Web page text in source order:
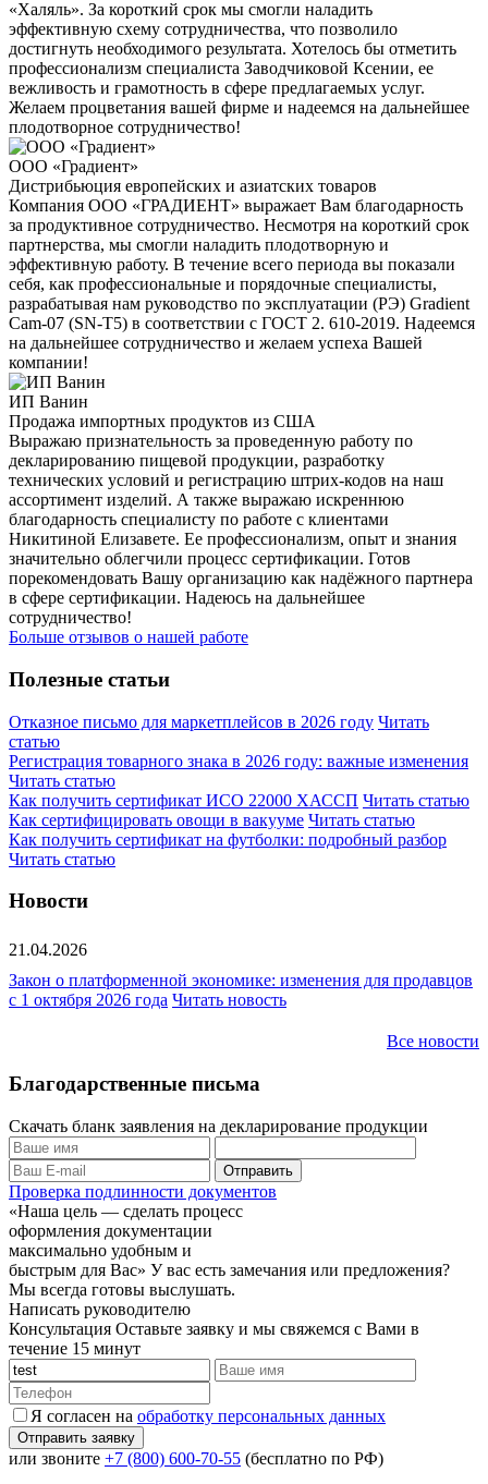
«Халяль». За короткий срок мы смогли наладить
эффективную схему сотрудничества, что позволило
достигнуть необходимого результата. Хотелось бы отметить
профессионализм специалиста Заводчиковой Ксении, ее
вежливость и грамотность в сфере предлагаемых услуг.
Желаем процветания вашей фирме и надеемся на дальнейшее
плодотворное сотрудничество!
ООО «Градиент»
Дистрибьюция европейских и азиатских товаров
Компания ООО «ГРАДИЕНТ» выражает Вам благодарность
за продуктивное сотрудничество. Несмотря на короткий срок
партнерства, мы смогли наладить плодотворную и
эффективную работу. В течение всего периода вы показали
себя, как профессиональные и порядочные специалисты,
разрабатывая нам руководство по эксплуатации (РЭ) Gradient
Cam-07 (SN-T5) в соответствии с ГОСТ 2. 610-2019. Надеемся
на дальнейшее сотрудничество и желаем успеха Вашей
компании!
ИП Ванин
Продажа импортных продуктов из США
Выражаю признательность за проведенную работу по
декларированию пищевой продукции, разработку
технических условий и регистрацию штрих-кодов на наш
ассортимент изделий. А также выражаю искреннюю
благодарность специалисту по работе с клиентами
Никитиной Елизавете. Ее профессионализм, опыт и знания
значительно облегчили процесс сертификации. Готов
порекомендовать Вашу организацию как надёжного партнера
в сфере сертификации. Надеюсь на дальнейшее
сотрудничество!
Больше отзывов о нашей работе
Полезные статьи
Отказное письмо для маркетплейсов в 2026 году Читать
статью
Регистрация товарного знака в 2026 году: важные изменения
Читать статью
Как получить сертификат ИСО 22000 ХАССП Читать статью
Как сертифицировать овощи в вакууме Читать статью
Как получить сертификат на футболки: подробный разбор
Читать статью
Новости
21.04.2026
Закон о платформенной экономике: изменения для продавцов
с 1 октября 2026 года Читать новость
Все новости
Благодарственные письма
Скачать бланк заявления на декларирование продукции
Проверка подлинности документов
«Наша цель — сделать процесс
оформления документации
максимально удобным и
быстрым для Вас» У вас есть замечания или предложения?
Мы всегда готовы выслушать.
Написать руководителю
Консультация Оставьте заявку и мы свяжемся с Вами в
течение 15 минут
Я согласен на обработку персональных данных
или звоните +7 (800) 600-70-55 (бесплатно по РФ)